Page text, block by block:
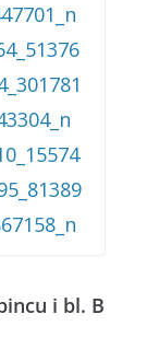
i bl. B